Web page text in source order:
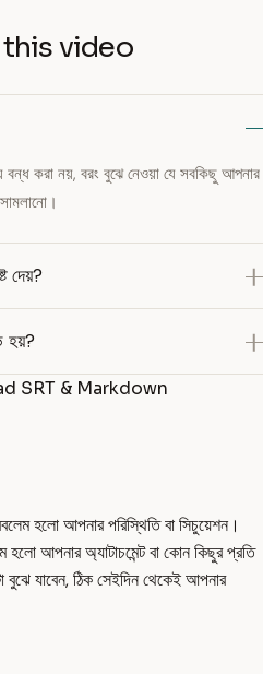
video
বন্ধ করা নয়, বরং বুঝে নেওয়া যে সবকিছু আপনার
দেয়?
হয়?
SRT & Markdown
হলো আপনার পরিস্থিতি বা সিচুয়েশন।
আপনার অ্যাটাচমেন্ট বা কোন কিছুর প্রতি
যাবেন, ঠিক সেইদিন থেকেই আপনার